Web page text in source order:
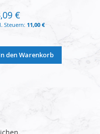
€
11,00 €
den Warenkorb